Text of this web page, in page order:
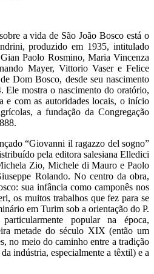
a vida de São João Bosco está o
produzido em 1935, intitulado
Paolo Rosmino, Maria Vincenza
Mayer, Vittorio Vaser e Felice
Dom Bosco, desde seu nascimento
Ele mostra o nascimento do oratório,
e com as autoridades locais, o início
a fundação da Congregação
“Giovanni il ragazzo del sogno”
pela editora salesiana Elledici
Zio, Michele di Mauro e Paolo
Rolando. No centro da obra,
sua infância como camponês nos
os muitos trabalhos que fez para se
em Turim sob a orientação do P.
popular na época,
metade do século XIX (então um
no meio do caminho entre a tradição
indústria, especialmente a têxtil) e a